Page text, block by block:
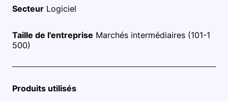
Secteur Logiciel
Taille de l'entreprise Marchés intermédiaires (101-1
500)
Produits utilisés